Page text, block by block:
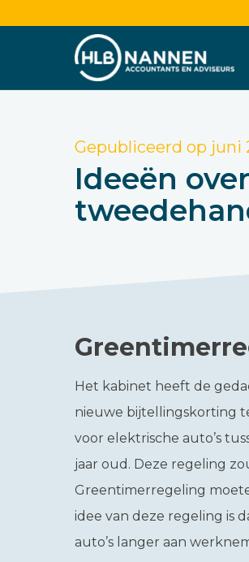
Gepubliceerd op juni
Ideeën
Het kabinet heeft de
nieuwe bijtellingskorting
voor elektrische auto’s
jaar oud. Deze regeling
Greentimerregeling
idee van deze regeling is
auto’s langer aan